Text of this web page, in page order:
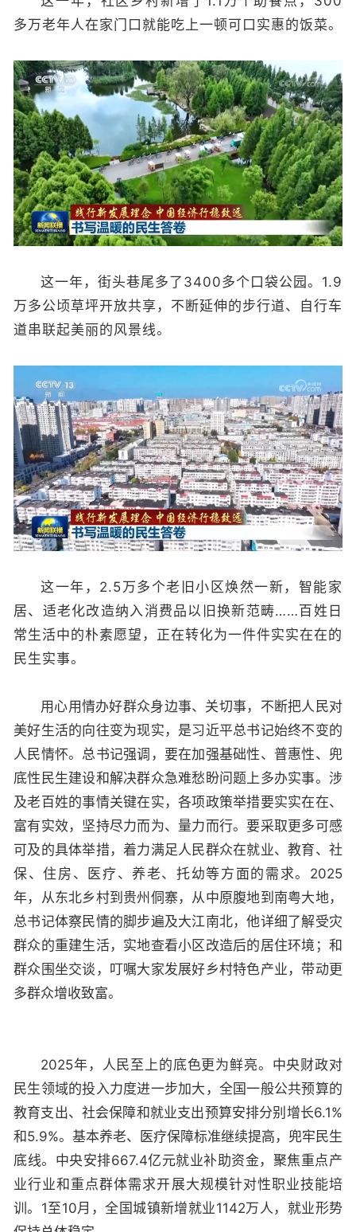
多万老年人在家门口就能吃上一顿可口实惠的饭菜。
这一年，街头巷尾多了3400多个口袋公园。1.9
万多公顷草坪开放共享，不断延伸的步行道、自行车
道串联起美丽的风景线。
这一年，2.5万多个老旧小区焕然一新，智能家
居、适老化改造纳入消费品以旧换新范畴……百姓日
常生活中的朴素愿望，正在转化为一件件实实在在的
民生实事。
用心用情办好群众身边事、关切事，不断把人民对
美好生活的向往变为现实，是习近平总书记始终不变的
人民情怀。总书记强调，要在加强基础性、普惠性、兜
底性民生建设和解决群众急难愁盼问题上多办实事。涉
及老百姓的事情关键在实，各项政策举措要实实在在、
富有实效，坚持尽力而为、量力而行。要采取更多可感
可及的具体举措，着力满足人民群众在就业、教育、社
保、住房、医疗、养老、托幼等方面的需求。2025
年，从东北乡村到贵州侗寨，从中原腹地到南粤大地，
总书记体察民情的脚步遍及大江南北，他详细了解受灾
群众的重建生活，实地查看小区改造后的居住环境；和
群众围坐交谈，叮嘱大家发展好乡村特色产业，带动更
多群众增收致富。
2025年，人民至上的底色更为鲜亮。中央财政对
民生领域的投入力度进一步加大，全国一般公共预算的
教育支出、社会保障和就业支出预算安排分别增长6.1%
和5.9%。基本养老、医疗保障标准继续提高，兜牢民生
底线。中央安排667.4亿元就业补助资金，聚焦重点产
业行业和重点群体需求开展大规模针对性职业技能培
训。1至10月，全国城镇新增就业1142万人，就业形势